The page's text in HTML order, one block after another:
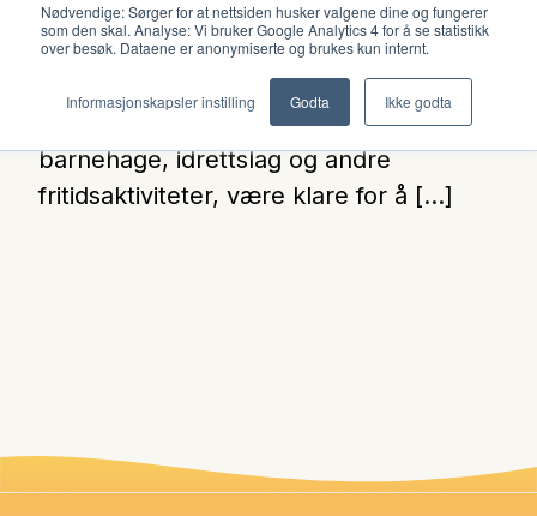
Nødvendige: Sørger for at nettsiden husker valgene dine og fungerer
som den skal. Analyse: Vi bruker Google Analytics 4 for å se statistikk
over besøk. Dataene er anonymiserte og brukes kun internt.
Informasjonskapsler instilling Godta Ikke godta
opplevelser av vold og seksuelle
overgrep med seg, hver dag – også i
kirken. Enkelte skjer også hos oss.
Derfor bør vi, på lik linje med skole,
barnehage, idrettslag og andre
fritidsaktiviteter, være klare for å […]
Hva vi gjør
Medlemssystem